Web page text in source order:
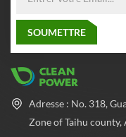
Adresse : No. 318,
Zone of Taihu county,